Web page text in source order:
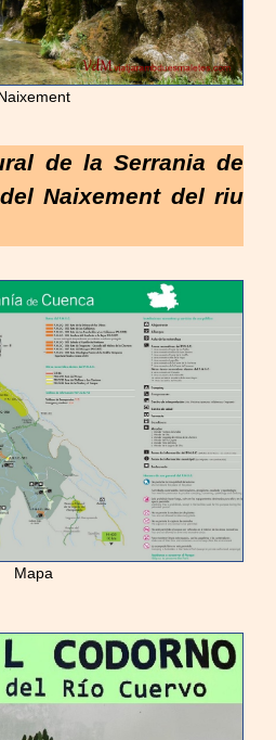
de la Serrania de
Naixement del riu
Mapa